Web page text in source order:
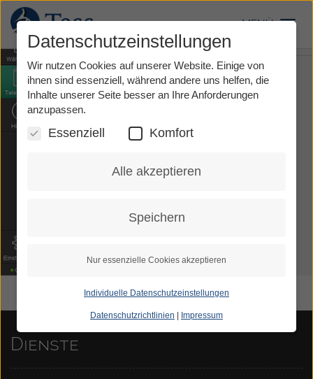
Direkt
zum
Inhalt
MENÜ
Dienste
Datenschutzeinstellungen
Wir nutzen Cookies auf unserer Website. Einige von
ihnen sind essenziell, während andere uns helfen, die
Inhalte unserer Seite besser an Ihre Anforderungen
anzupassen.
Essenziell Komfort
Alle akzeptieren
Speichern
Nur essenzielle Cookies akzeptieren
Individuelle Datenschutzeinstellungen
Datenschutzrichtlinien | Impressum